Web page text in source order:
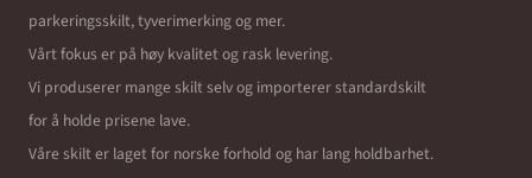
parkeringsskilt, tyverimerking og mer.
Vårt fokus er på høy kvalitet og rask levering.
Vi produserer mange skilt selv og importerer standardskilt
for å holde prisene lave.
Våre skilt er laget for norske forhold og har lang holdbarhet.